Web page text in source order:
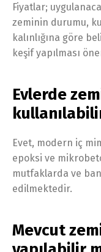
Fiyatlar;
zeminin durumu,
kalınlığına göre
keşif yapılması
Evlerde
Evet, modern iç
epoksi ve
mutfaklarda ve
edilmektedir.
Mevcut